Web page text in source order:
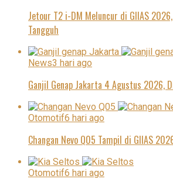
Jetour T2 i-DM Meluncur di GIIAS
Tangguh
News3 hari ago
Ganjil Genap Jakarta 4 Agustus 2026,
Otomotif6 hari ago
Changan Nevo Q05 Tampil di GIIAS
Otomotif6 hari ago